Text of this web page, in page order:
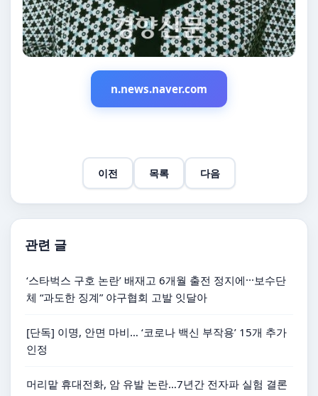
n.news.naver.com
이전 목록 다음
관련 글
‘스타벅스 구호 논란’ 배재고 6개월 출전 정지에···보수단
체 “과도한 징계” 야구협회 고발 잇달아
[단독] 이명, 안면 마비… ‘코로나 백신 부작용’ 15개 추가
인정
머리맡 휴대전화, 암 유발 논란…7년간 전자파 실험 결론